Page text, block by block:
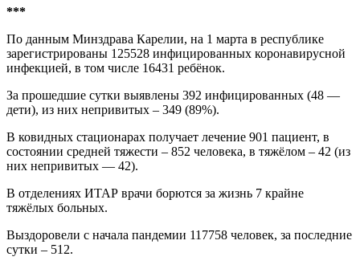
***
По данным Минздрава Карелии, на 1 марта в республике
зарегистрированы 125528 инфицированных коронавирусной
инфекцией, в том числе 16431 ребёнок.
За прошедшие сутки выявлены 392 инфицированных (48 —
дети), из них непривитых – 349 (89%).
В ковидных стационарах получает лечение 901 пациент, в
состоянии средней тяжести – 852 человека, в тяжёлом – 42 (из
них непривитых — 42).
В отделениях ИТАР врачи борются за жизнь 7 крайне
тяжёлых больных.
Выздоровели с начала пандемии 117758 человек, за последние
сутки – 512.